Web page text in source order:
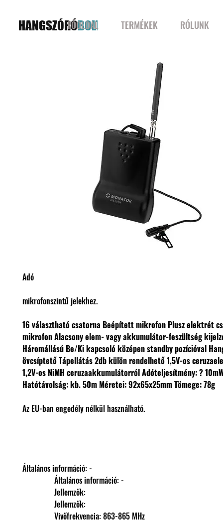
HANGSZÓRÓBOLT
FŐOLDAL TERMÉKEK RÓLUNK
Adó
mikrofonszintű jelekhez.
16 választható csatorna Beépített mikrofon Plusz elektrét
mikrofonAlacsony elem- vagy akkumulátor-feszültség
Háromállású Be/Ki kapcsoló középen standby pozícióval
övcsíptetőTápellátás 2db külön rendelhető 1,5V-os
1,2V-os NiMH ceruzaakkumulátorrólAdóteljesítmény: ?
Hatótávolság: kb. 50m Méretei: 92x65x25mmTömege: 78g
Az EU-ban engedély nélkül használható.
Általános információ: -
                Általános információ: -
                Jellemzők:
                Jellemzők:
                Vivőfrekvencia: 863-865 MHz